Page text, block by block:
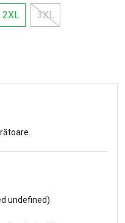
2XL 3XL
undefined)